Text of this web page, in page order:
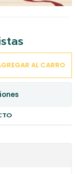
AL CARRO